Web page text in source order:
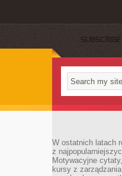
SUBSCRIBE
W ostatnich latach
z
Motywacyjne
kursy z